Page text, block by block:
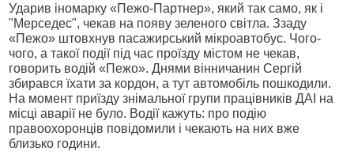
Ударив іномарку «Пежо-Партнер», який так само, як і
"Мерседес", чекав на появу зеленого світла. Ззаду
«Пежо» штовхнув пасажирський мікроавтобус. Чого-
чого, а такої події під час проїзду містом не чекав,
говорить водій «Пежо». Днями вінничанин Сергій
збирався їхати за кордон, а тут автомобіль пошкодили.
На момент приїзду знімальної групи працівників ДАІ на
місці аварії не було. Водії кажуть: про подію
правоохоронців повідомили і чекають на них вже
близько години.